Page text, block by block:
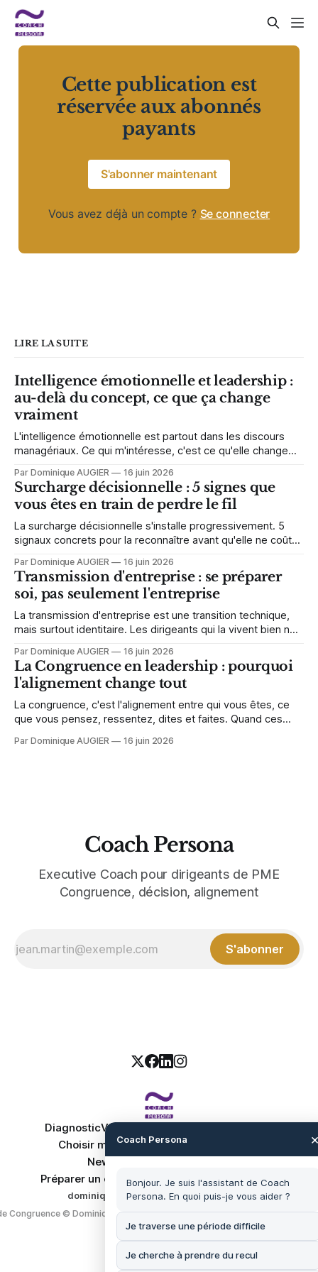
Cette publication est
réservée aux abonnés
payants
S'abonner maintenant
Vous avez déjà un compte ? Se connecter
LIRE LA SUITE
Intelligence émotionnelle et leadership :
au-delà du concept, ce que ça change
vraiment
L'intelligence émotionnelle est partout dans les discours
managériaux. Ce qui m'intéresse, c'est ce qu'elle change
de diriger sous pression.
Par Dominique AUGIER 16 juin 2026
Surcharge décisionnelle : 5 signes que
vous êtes en train de perdre le fil
La surcharge décisionnelle s'installe progressivement. 5
signaux concrets pour la reconnaître avant qu'elle ne coûte
performance.
Par Dominique AUGIER 16 juin 2026
Transmission d'entreprise : se préparer
soi, pas seulement l'entreprise
La transmission d'entreprise est une transition technique,
mais surtout identitaire. Les dirigeants qui la vivent bien ne
ceux qui ont eu le temps de se préparer, eux.
Par Dominique AUGIER 16 juin 2026
La Congruence en leadership : pourquoi
l'alignement change tout
La congruence, c'est l'alignement entre qui vous êtes, ce
que vous pensez, ressentez, dites et faites. Quand ces
toute autre dimension.
Par Dominique AUGIER 16 juin 2026
Coach Persona
Executive Coach pour dirigeants de PME
Congruence, décision, alignement
S'abonner
DiagnosticVotre Audit du dirigeant
Choisir mon accompagnement
Newsletter Dirigeant Aligné
Préparer un entretien décisifMentions légales
dominique.augier@coach-persona.fr·Prendre
Congruence © Dominique Augier / Coach Persona, 2007 · Membre
Coach Persona
Bonjour. Je suis l'assistant de Coach
Persona. En quoi puis-je vous aider ?
Je traverse une période difficile
Je cherche à prendre du recul